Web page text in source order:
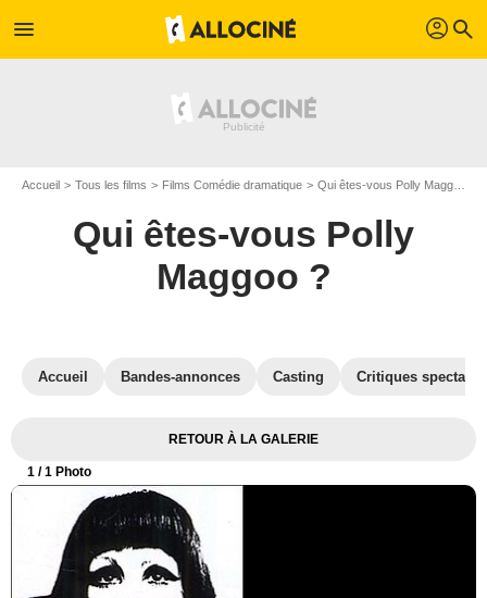
menu profil search
Accueil Tous les films Films Comédie dramatique Qui êtes-vous Polly Maggoo ?
Qui êtes-vous Polly
Maggoo ?
Accueil Bandes-annonces Casting Critiques
RETOUR À LA GALERIE
1 / 1 Photo